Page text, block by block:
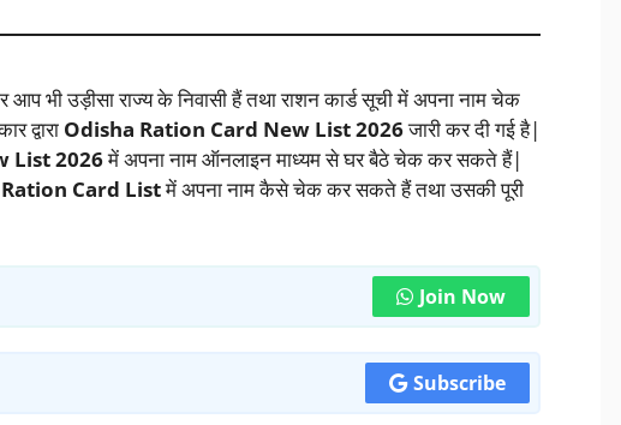
आप भी उड़ीसा राज्य के निवासी हैं तथा राशन कार्ड सूची में अपना नाम चेक
द्वारा Odisha Ration Card New List 2026जारी कर दी गई है|
List 2026में अपना नाम ऑनलाइन माध्यम से घर बैठे चेक कर सकते हैं|
Card Listमें अपना नाम कैसे चेक कर सकते हैं तथा उसकी पूरी
Join Now
Subscribe